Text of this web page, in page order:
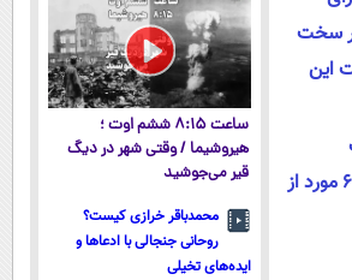
سخت
این
افسردگی می‌شود؛ ۶ مورد از
ساعت ۸:۱۵ ششم اوت ؛
هیروشیما / وقتی شهر در دیگ
قیر می‌جوشید
محمدباقر خرازی کیست؟
روحانی جنجالی با ادعاها و
ایده‌های تخیلی